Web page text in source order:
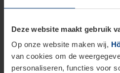
Deze website maakt gebruik
Op onze website maken wij,
van cookies om de
personaliseren, functies voor